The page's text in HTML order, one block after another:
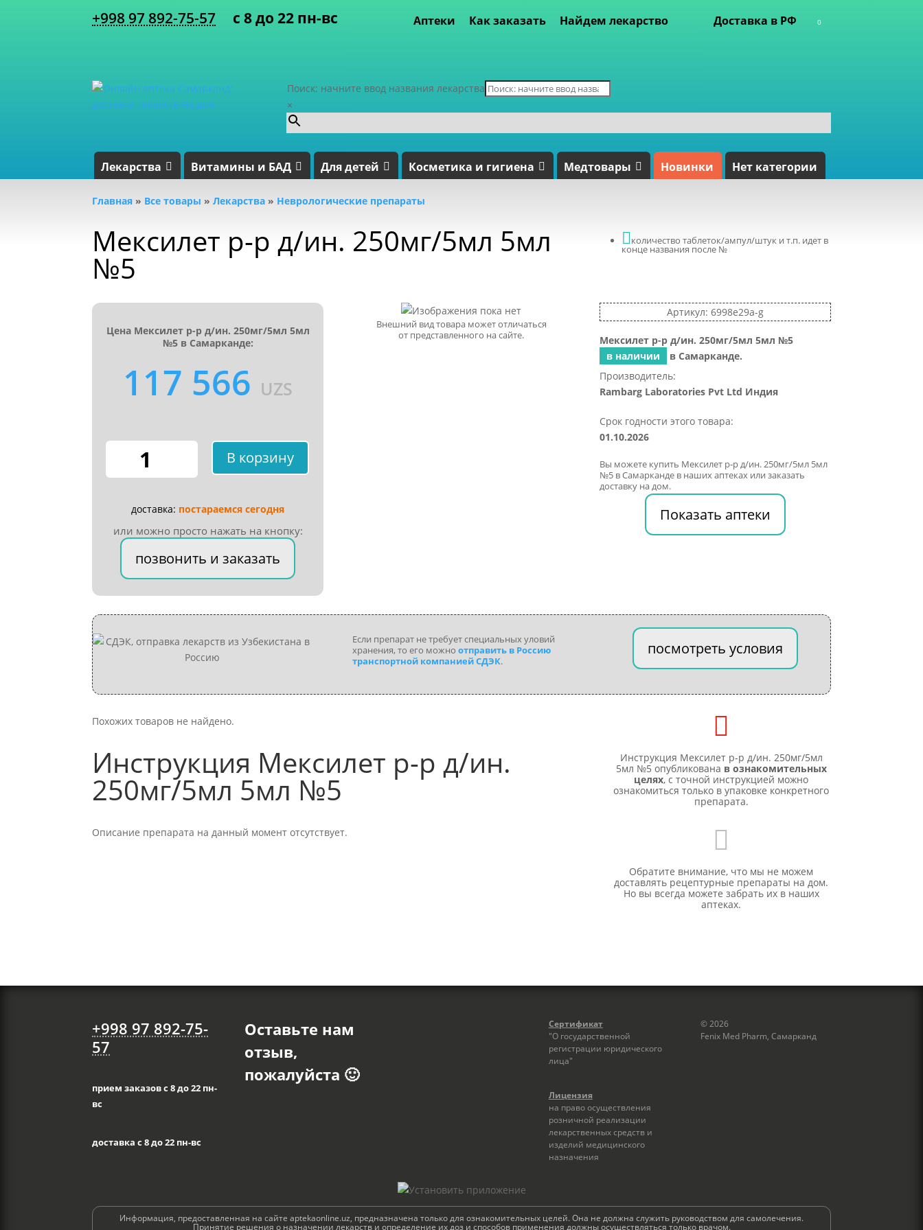
+998 97 892-75-57 с 8 до 22 пн-вс Аптеки Как заказать Найдем лекарство Доставка в РФ 0
Поиск: начните ввод названия лекарства
×
Лекарства Витамины и БАД Для детей Косметика и гигиена Медтовары Новинки Нет категории
Главная » Все товары » Лекарства » Неврологические препараты
Мексилет р-р д/ин. 250мг/5мл 5мл
№5
количество таблеток/ампул/штук и т.п. идет в
конце названия после №
Цена Мексилет р-р д/ин. 250мг/5мл 5мл
№5 в Самарканде:
117 566 UZS
Мексилет
д/
ин.
250мг/5мл
5мл
В корзину
доставка: постараемся сегодня
или можно просто нажать на кнопку:
позвонить и заказать
Внешний вид товара может отличаться
от представленного на сайте.
Артикул: 6998e29a-g
Мексилет р-р д/ин. 250мг/5мл 5мл №5
в наличии
в Самарканде.
Производитель:
Rambarg Laboratories Pvt Ltd Индия
Срок годности этого товара:
01.10.2026
Вы можете купить Мексилет р-р д/ин. 250мг/5мл 5мл
№5 в Самарканде в наших аптеках или заказать
доставку на дом.
Показать аптеки
Если препарат не требует специальных уловий
хранения, то его можно отправить в Россию
транспортной компанией СДЭК.
посмотреть условия
Похожих товаров не найдено.
Инструкция Мексилет р-р д/ин.
250мг/5мл 5мл №5
Описание препарата на данный момент отсутствует.

Инструкция Мексилет р-р д/ин. 250мг/5мл
5мл №5 опубликована в ознакомительных
целях, с точной инструкцией можно
ознакомиться только в упаковке конкретного
препарата.

Обратите внимание, что мы не можем
доставлять рецептурные препараты на дом.
Но вы всегда можете забрать их в наших
аптеках.
+998 97 892-75-
57
прием заказов с 8 до 22 пн-
вс
доставка с 8 до 22 пн-вс
Оставьте нам
отзыв,
пожалуйста 🙂
Сертификат
"О государственной
регистрации юридического
лица"
Лицензия
на право осуществления
розничной реализации
лекарственных средств и
изделий медицинского
назначения
© 2026
Fenix Med Pharm, Самарканд
Информация, предоставленная на сайте aptekaonline.uz, предназначена только для ознакомительных целей. Она не должна служить руководством для самолечения.
Принятие решения о назначении лекарств и определение их доз и способов применения должны осуществляться только врачом.